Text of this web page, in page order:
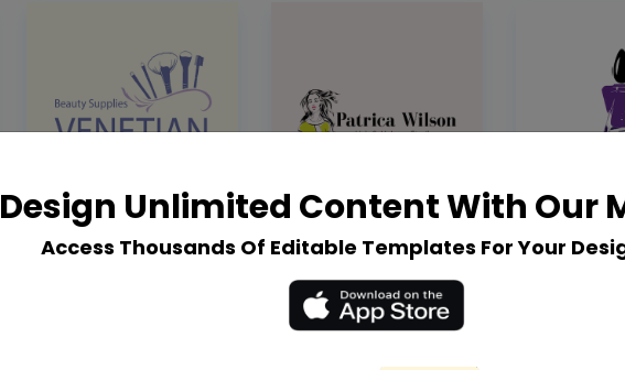
Design Unlimited Content With Our
Access Thousands Of Editable Templates For Your